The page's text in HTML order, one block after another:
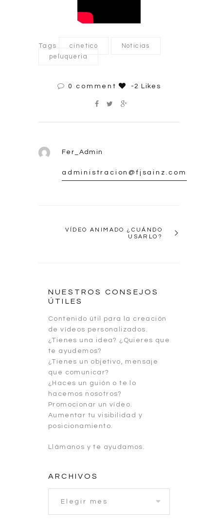
Tags cinetico
Noticias
peluqueria
0 comment -2 Likes
Fer_Admin
administracion@fjsainz.com
VÍDEO ANIMADO ¿CUÁNDO
USARLO?
NUESTROS CONSEJOS
ÚTILES
Contenido útil para la creación
de vídeos personalizados.
¿Tienes una idea? ¿Quieres que
te ayudemos?
¿Tienes un objetivo, mensaje
que comunicar?
¿Haces un guión o te lo
hacemos nosotros?
Promocionar un vídeo.
Aumentar tu visibilidad y
posicionamiento.
Llámanos y te ayudamos.
ARCHIVOS